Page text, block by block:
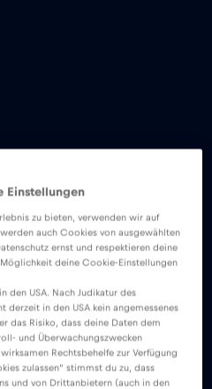
Einstellungen
zu bieten, verwenden wir auf
auch Cookies von ausgewählten
ernst und respektieren deine
deine Cookie-Einstellungen
den USA. Nach Judikatur des
derzeit in den USA kein angemessenes
das Risiko, dass deine Daten dem
und Überwachungszwecken
Rechtsbehelfe zur Verfügung
zulassen“ stimmst du zu, dass
und von Drittanbietern (auch in den